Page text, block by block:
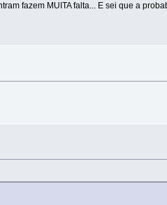
fazem MUITA falta... E sei que a